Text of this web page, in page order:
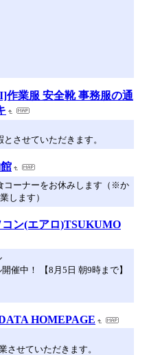
作業服 安全靴 事務服の通
させていただきます。
コーナーをお休みします（※か
します）
ン(エアロ)TSUKUMO
催中！ 【8月5日 朝9時まで】
HOMEPAGE
させていただきます。